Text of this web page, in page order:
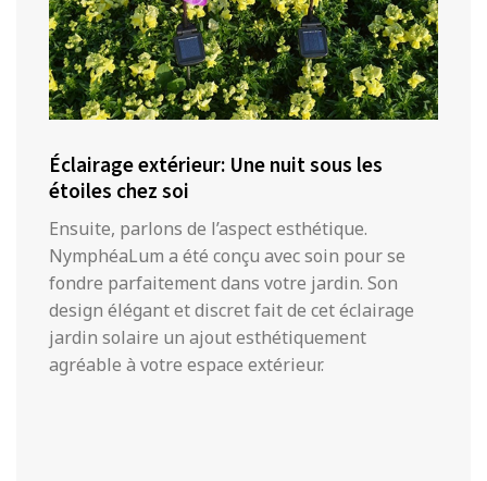
Éclairage extérieur: Une nuit sous les
étoiles chez soi
Ensuite, parlons de l’aspect esthétique.
NymphéaLum a été conçu avec soin pour se
fondre parfaitement dans votre jardin. Son
design élégant et discret fait de cet éclairage
jardin solaire un ajout esthétiquement
agréable à votre espace extérieur.